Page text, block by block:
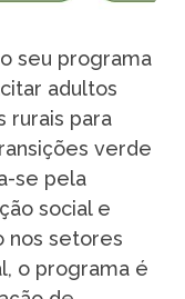
seu programa
adultos
rurais para
verde
se pela
social e
nos setores
o programa é